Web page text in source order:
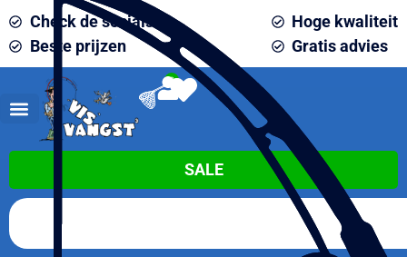
Check de socials
Beste prijzen
Hoge kwaliteit
Gratis advies
0
SALE